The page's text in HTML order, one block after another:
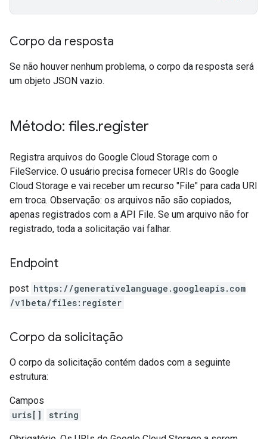
Corpo da resposta
Se não houver nenhum problema, o corpo da resposta será
um objeto JSON vazio.
Método: files.register
Registra arquivos do Google Cloud Storage com o
FileService. O usuário precisa fornecer URIs do Google
Cloud Storage e vai receber um recurso "File" para cada URI
em troca. Observação: os arquivos não são copiados,
apenas registrados com a API File. Se um arquivo não for
registrado, toda a solicitação vai falhar.
Endpoint
post https: / /generativelanguage.googleapis.com
/v1beta/files:register
Corpo da solicitação
O corpo da solicitação contém dados com a seguinte
estrutura:
Campos
uris[]
string